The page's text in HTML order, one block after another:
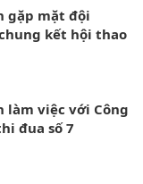
gặp mặt đội
kết hội thao
làm việc với Công
đua số 7